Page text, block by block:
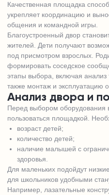
Качественная площадка
укрепляет координацию и
общения и командной игры.
Благоустроенный двор
жителей. Дети получают
под присмотром взрослых.
формировать соседское
этапы выбора, включая анализ
также монтаж и эксплуатацию
Анализ двора и
Перед выбором оборудования
пользоваться площадкой.
возраст детей;
количество детей;
наличие малышей с
здоровья.
Для маленьких подойдут
для школьников удобными
Например, лазательные